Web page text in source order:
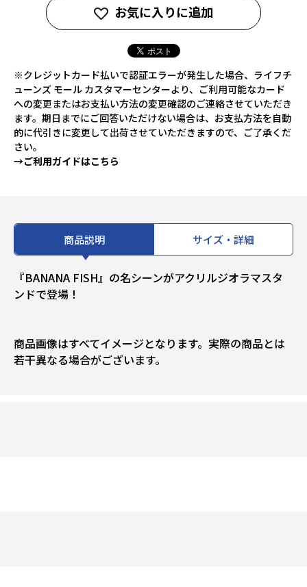
お気に入りに追加
※クレジットカード払いで認証エラーが発生した場合、ライフチ
ューンズ モール カスタマーセンターより、ご利用可能なカード
への変更またはお支払い方法の変更確認のご連絡させていただき
ます。期日までにご回答いただけない場合は、お支払方法を自動
的に代引きに変更して出荷させていただきますので、ご了承くだ
さい。
→ご利用ガイドはこちら
商品説明 サイズ・詳細
『BANANA FISH』の名シーンがアクリルジオラマスタ
ンドで登場！
商品画像はすべてイメージとなります。実際の商品とは
若干異なる場合がございます。